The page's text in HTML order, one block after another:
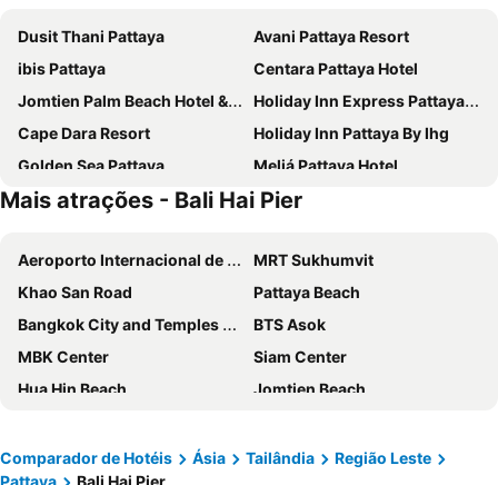
Dusit Thani Pattaya
Avani Pattaya Resort
ibis Pattaya
Centara Pattaya Hotel
Jomtien Palm Beach Hotel & Resort
Holiday Inn Express Pattaya Central By Ihg
Cape Dara Resort
Holiday Inn Pattaya By Ihg
Golden Sea Pattaya
Meliá Pattaya Hotel
GLOW Pattaya
Grande Centre Point Pattaya
Welcome Jomtien Beach Hotel
Centara Nova Hotel Pattaya
Royal Star Suites Pattaya
The Monttra Pattaya
Nine Blue Residence
The Grand Lodge Pattaya
Deep Blue Z10
Howard Johnson by Wyndham Pattaya JC
Baron Beach Hotel
Sunshine Hotel & Residences
Intimate Hotel Pattaya
Altera Hotel and Residence
Mais atrações - Bali Hai Pier
Aeroporto Internacional de Suvarnabhumi
MRT Sukhumvit
Khao San Road
Pattaya Beach
Bangkok City and Temples Tour
BTS Asok
MBK Center
Siam Center
Hua Hin Beach
Jomtien Beach
BTS Siam
BTS Phaya Thai
Comparador de Hotéis Ásia Tailândia
Região Leste